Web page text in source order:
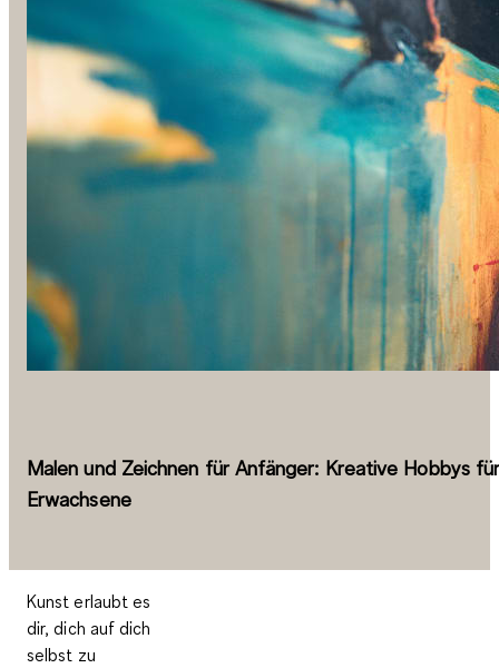
Malen und Zeichnen für Anfänger: Kreative Hobbys
Erwachsene
Kunst erlaubt es
dir, dich auf dich
selbst zu